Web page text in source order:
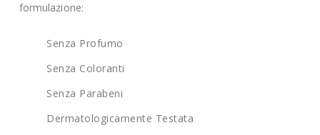
formulazione:
Senza Profumo
Senza Coloranti
Senza Parabeni
Dermatologicamente Testata